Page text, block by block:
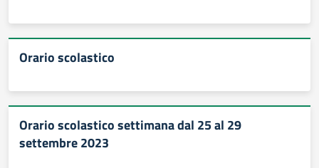
Orario scolastico
Orario scolastico settimana dal 25 al 29
settembre 2023